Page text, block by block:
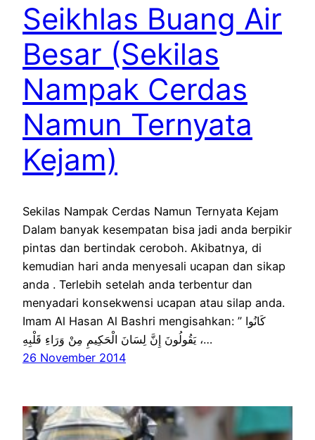
Seikhlas Buang Air
Besar (Sekilas
Nampak Cerdas
Namun Ternyata
Kejam)
Sekilas Nampak Cerdas Namun Ternyata Kejam
Dalam banyak kesempatan bisa jadi anda berpikir
pintas dan bertindak ceroboh. Akibatnya, di
kemudian hari anda menyesali ucapan dan sikap
anda . Terlebih setelah anda terbentur dan
menyadari konsekwensi ucapan atau silap anda.
Imam Al Hasan Al Bashri mengisahkan: ” كَانُوا
يَقُولُونَ إِنَّ لِسَانَ الْحَكِيمِ مِنْ وَرَاءِ قَلْبِهِ ،…
26 November 2014